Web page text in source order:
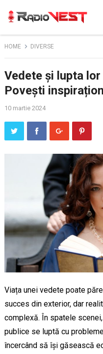
HOME DIVERSE
Vedete și lupta
Povești
10 martie 2024
Viața unei vedete poate
succes din exterior, dar
complexă. În spatele
publice se luptă cu
încercând să își găsească